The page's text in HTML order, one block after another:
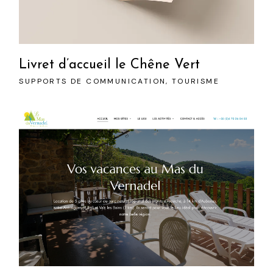
Livret d’accueil le Chêne Vert
SUPPORTS DE COMMUNICATION TOURISME